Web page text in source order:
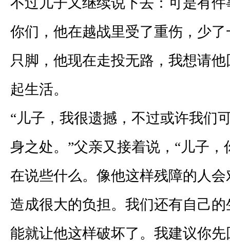
你们，他在越战里受了重伤，少
只脚，他现在走投无路，我想请
起生活。
“儿子，我很遗撼，不过或许我们
身之处。”父亲又接着说，“儿子，
在说些什么。像他这样残障的人
造成很大的负担。我们还有自己
能就让他这样破坏了。我建议你